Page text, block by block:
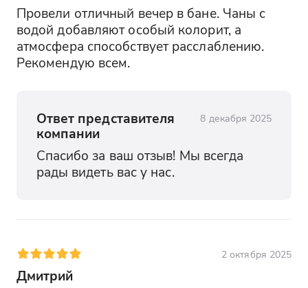
Провели отличный вечер в бане. Чаны с
водой добавляют особый колорит, а
атмосфера способствует расслаблению.
Рекомендую всем.
Ответ представителя
компании
8 декабря 2025
Спасибо за ваш отзыв! Мы всегда
рады видеть вас у нас.
2 октября 2025
Дмитрий